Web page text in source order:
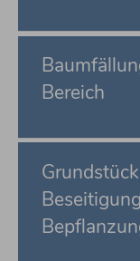
Bereich